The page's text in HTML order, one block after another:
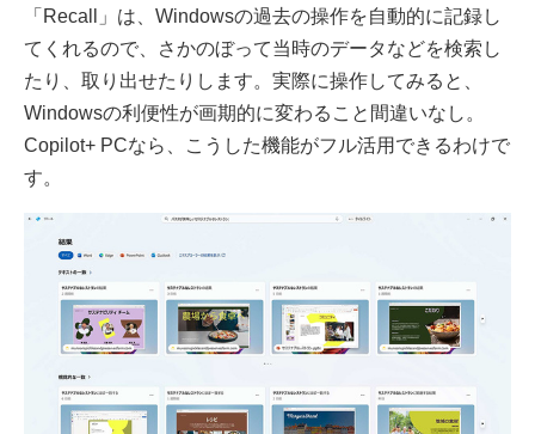
「Recall」は、Windowsの過去の操作を自動的に記録し
てくれるので、さかのぼって当時のデータなどを検索し
たり、取り出せたりします。実際に操作してみると、
Windowsの利便性が画期的に変わること間違いなし。
Copilot+ PCなら、こうした機能がフル活用できるわけで
す。